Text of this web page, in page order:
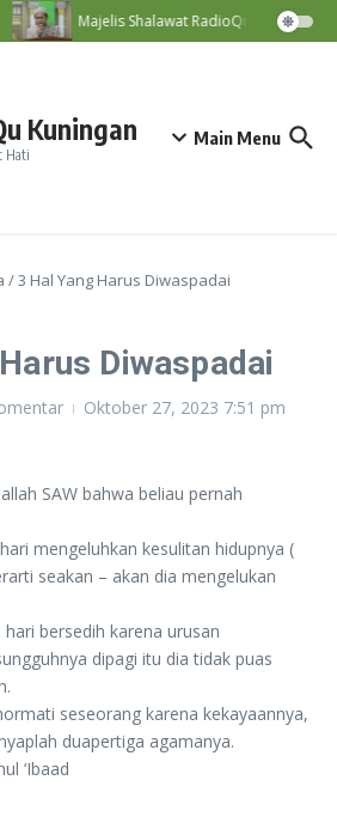
Majelis Shalawat RadioQu Bersama
Kuningan
Hati
Main Menu
/3 Hal Yang Harus Diwaspadai
Diwaspadai
Oktober 27, 2023 7:51 pm
SAW bahwa beliau pernah
mengeluhkan kesulitan hidupnya (
seakan – akan dia mengelukan
bersedih karena urusan
dipagi itu dia tidak puas
seseorang karena kekayaannya,
duapertiga agamanya.
‘Ibaad